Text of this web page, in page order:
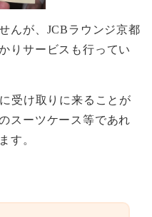
んが、JCBラウンジ京都
りサービスも行ってい
受け取りに来ることが
スーツケース等であれ
す。